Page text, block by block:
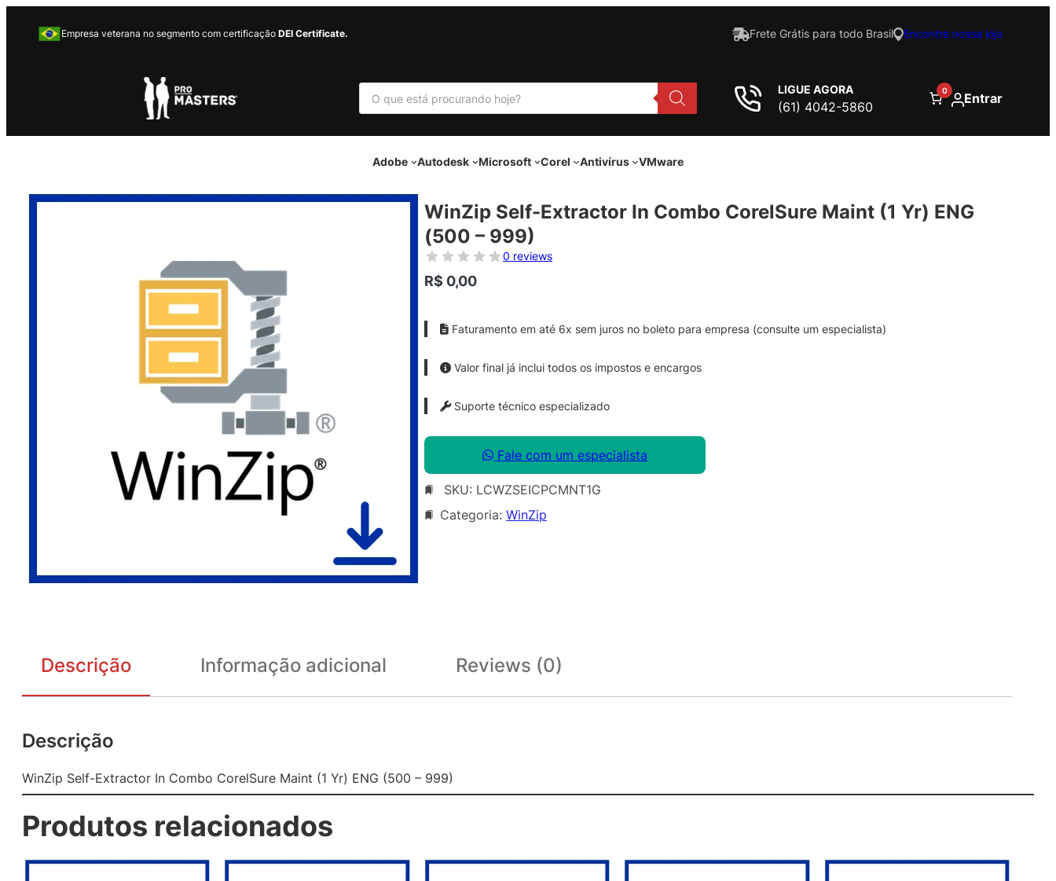
Empresa veterana no segmento com certificação DEI Certificate. Frete Grátis para todo Brasil Encontre nossa loja
P
s
u
p
LIGUE AGORA
(61) 4042-5860
0 Entrar
Adobe Autodesk Microsoft Corel Antivírus VMware
WinZip Self-Extractor In Combo CorelSure Maint (1 Yr) ENG
(500 – 999)
0 reviews
R$ 0,00
Faturamento em até 6x sem juros no boleto para empresa (consulte um especialista)
Valor final já inclui todos os impostos e encargos
Suporte técnico especializado
Fale com um especialista
SKU: LCWZSEICPCMNT1G
Categoria: WinZip
Descrição Informação adicional Reviews (0)
Descrição
WinZip Self-Extractor In Combo CorelSure Maint (1 Yr) ENG (500 – 999)
Produtos relacionados